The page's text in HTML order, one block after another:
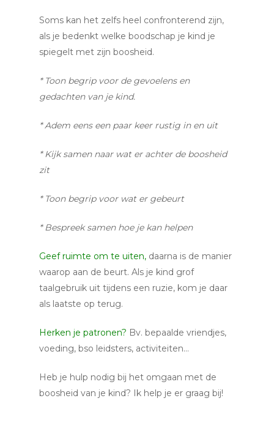
Soms kan het zelfs heel confronterend zijn,
als je bedenkt welke boodschap je kind je
spiegelt met zijn boosheid.
* Toon begrip voor de gevoelens en
gedachten van je kind.
* Adem eens een paar keer rustig in en uit
* Kijk samen naar wat er achter de boosheid
zit
* Toon begrip voor wat er gebeurt
* Bespreek samen hoe je kan helpen
Geef ruimte om te uiten, daarna is de manier
waarop aan de beurt. Als je kind grof
taalgebruik uit tijdens een ruzie, kom je daar
als laatste op terug.
Herken je patronen? Bv. bepaalde vriendjes,
voeding, bso leidsters, activiteiten…
Heb je hulp nodig bij het omgaan met de
boosheid van je kind? Ik help je er graag bij!